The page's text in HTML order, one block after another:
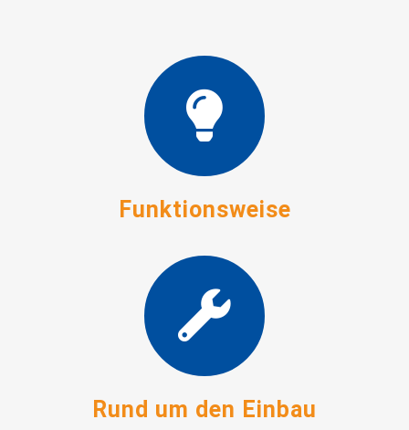
Funktionsweise
Rund um den Einbau